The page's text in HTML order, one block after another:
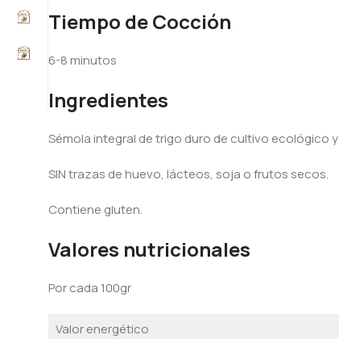
Tiempo de Cocción
6-8 minutos
Ingredientes
Sémola integral de trigo duro de cultivo ecológico
SIN trazas de huevo, lácteos, soja o frutos secos.
Contiene gluten.
Valores nutricionales
Por cada 100gr
Valor energético